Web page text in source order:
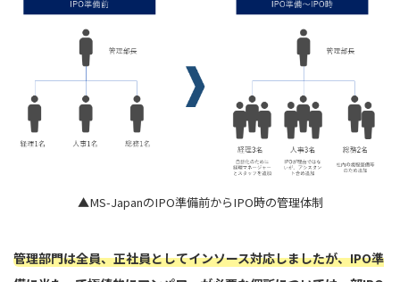
▲MS-JapanのIPO準備前からIPO時の管理体制
管理部門は全員、正社員としてインソース対応しましたが、IPO準